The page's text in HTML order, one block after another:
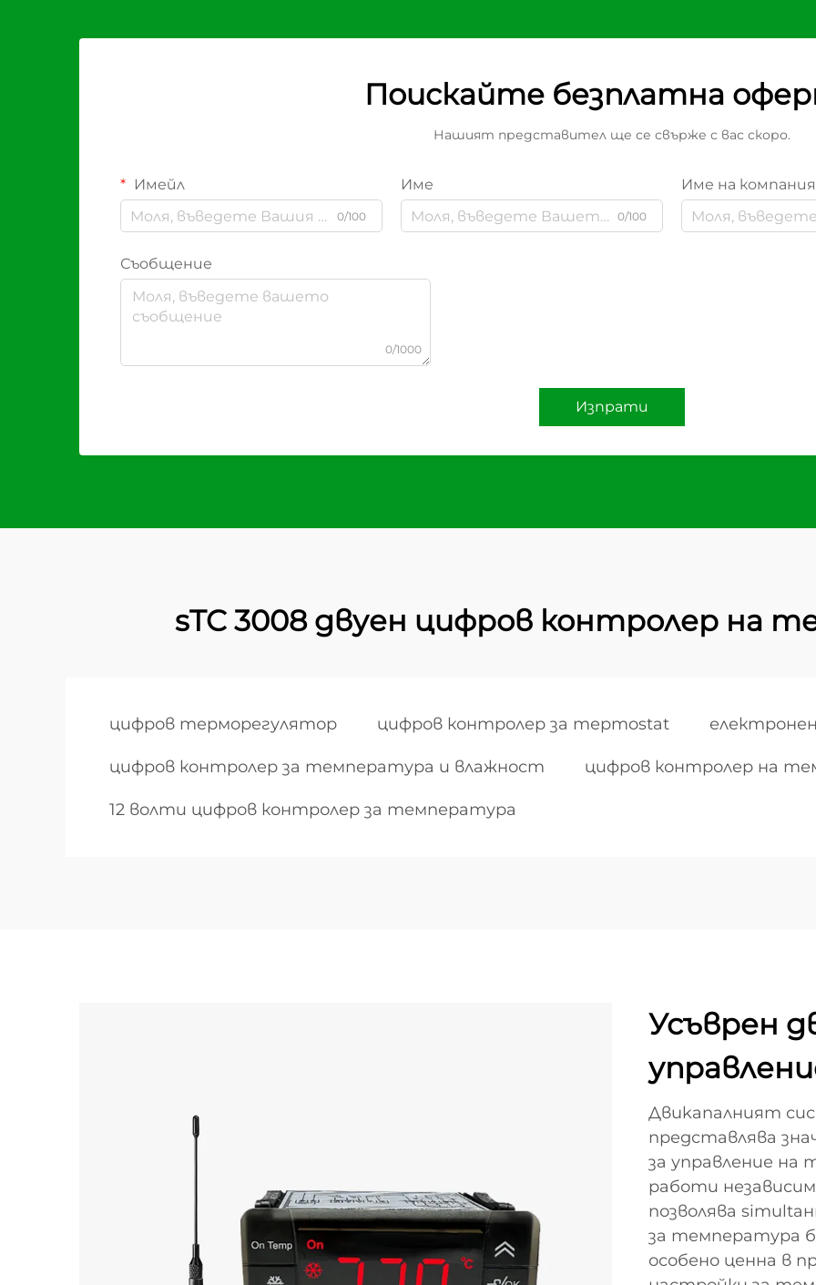
Поискайте безплатна
Нашият представител ще се свърже с вас скоро.
Имейл
0/100
Име
0/100
Име на
Съобщение
0/1000
Изпрати
sTC 3008 двуен цифров контролер на
цифров терморегулятор цифров контролер за терmostat
цифров контролер за температура и влажност цифров контролер на
12 волти цифров контролер за температура
Усъврен
Двukanалният
представлява
за управление на
работи
позволява
за температура
особено ценна в